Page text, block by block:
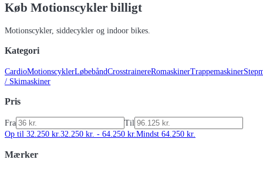
Køb Motionscykler billigt
Motionscykler, siddecykler og indoor bikes.
Kategori
CardioMotionscyklerLøbebåndCrosstrainereRomaskinerTrappemaskiner
/ Skimaskiner
Pris
Fra
Til
Op til 32.250 kr.32.250 kr. - 64.250 kr.Mindst 64.250 kr.
Mærker